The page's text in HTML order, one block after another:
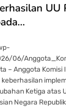
UU
06/
– Anggota Komisi
Ketiga atas
Negara